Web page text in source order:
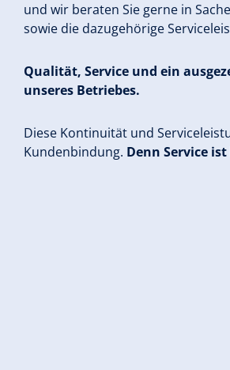
und wir beraten Sie gerne in
sowie die dazugehörige
Qualität, Service und ein
unseres Betriebes.
Diese Kontinuität und
Kundenbindung. Denn Service